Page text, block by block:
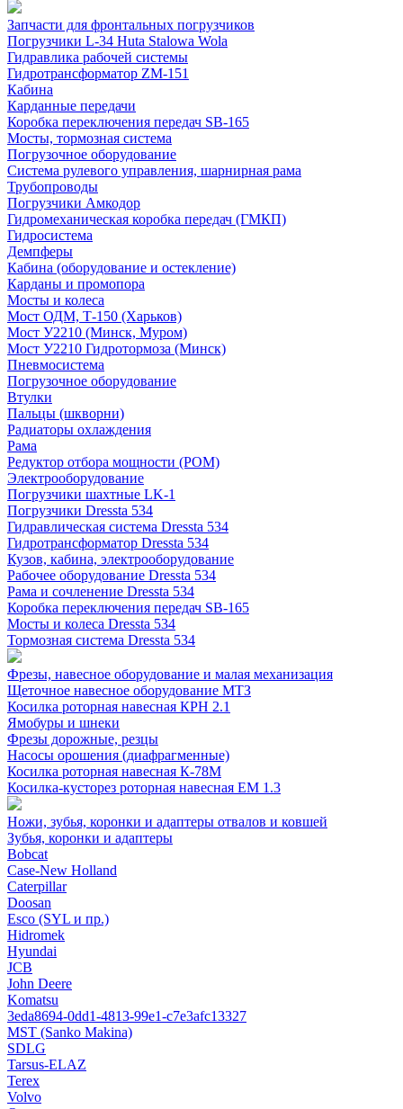
Запчасти для фронтальных погрузчиков
Погрузчики L-34 Huta Stalowa Wola
Гидравлика рабочей системы
Гидротрансформатор ZM-151
Кабина
Карданные передачи
Коробка переключения передач SB-165
Мосты, тормозная система
Погрузочное оборудование
Система рулевого управления, шарнирная рама
Трубопроводы
Погрузчики Амкодор
Гидромеханическая коробка передач (ГМКП)
Гидросистема
Демпферы
Кабина (оборудование и остекление)
Карданы и промопора
Мосты и колеса
Мост ОДМ, Т-150 (Харьков)
Мост У2210 (Минск, Муром)
Мост У2210 Гидротормоза (Минск)
Пневмосистема
Погрузочное оборудование
Втулки
Пальцы (шкворни)
Радиаторы охлаждения
Рама
Редуктор отбора мощности (РОМ)
Электрооборудование
Погрузчики шахтные LK-1
Погрузчики Dressta 534
Гидравлическая система Dressta 534
Гидротрансформатор Dressta 534
Кузов, кабина, электрооборудование
Рабочее оборудование Dressta 534
Рама и сочленение Dressta 534
Коробка переключения передач SB-165
Мосты и колеса Dressta 534
Тормозная система Dressta 534
Фрезы, навесное оборудование и малая механизация
Щеточное навесное оборудование МТЗ
Косилка роторная навесная КРН 2.1
Ямобуры и шнеки
Фрезы дорожные, резцы
Насосы орошения (диафрагменные)
Косилка роторная навесная К-78М
Косилка-кусторез роторная навесная ЕМ 1.3
Ножи, зубья, коронки и адаптеры отвалов и ковшей
Зубья, коронки и адаптеры
Bobcat
Case-New Holland
Caterpillar
Doosan
Esco (SYL и пр.)
Hidromek
Hyundai
JCB
John Deere
Komatsu
3eda8694-0dd1-4813-99e1-c7e3afc13327
MST (Sanko Makina)
SDLG
Tarsus-ELAZ
Terex
Volvo